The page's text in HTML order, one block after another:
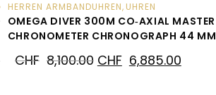
HERREN ARMBANDUHREN, UHREN
OMEGA DIVER 300M CO‑AXIAL MASTER
CHRONOMETER CHRONOGRAPH 44 MM
CHF 8,100.00 CHF 6,885.00